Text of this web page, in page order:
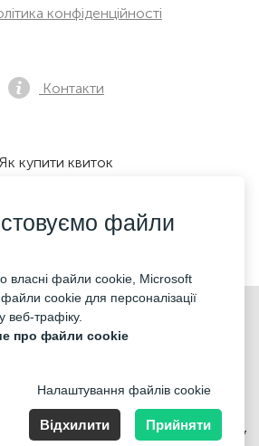
OÜ» Всі права захищені
конфіденційності
Контакти
Як купити квиток
Kesklinna linnaosa, Pärnu mnt 139b, 11317
файли
власні файли cookie, Microsoft
cookie для персоналізації
веб-трафіку.
про файли cookie
Налаштування файлів cookie
Відхилити Прийняти